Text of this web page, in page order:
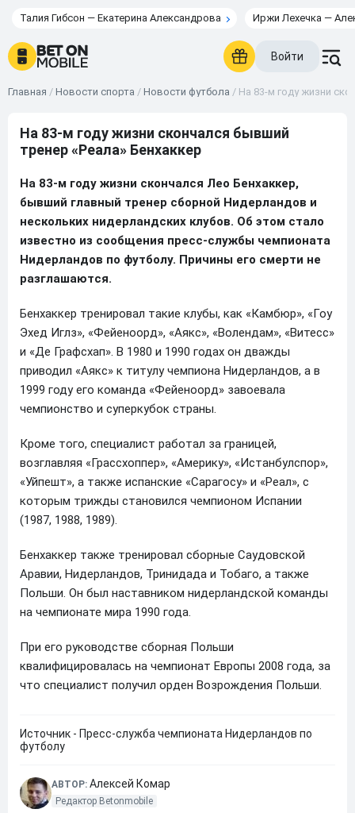
Талия Гибсон — Екатерина Александрова Иржи Лехечка —
Войти
Главная / Новости спорта / Новости футбола / На 83-м году жизни
На 83-м году жизни скончался бывший
тренер «Реала» Бенхаккер
На 83-м году жизни скончался Лео Бенхаккер,
бывший главный тренер сборной Нидерландов и
нескольких нидерландских клубов. Об этом стало
известно из сообщения пресс-службы чемпионата
Нидерландов по футболу. Причины его смерти не
разглашаются.
Бенхаккер тренировал такие клубы, как «Камбюр», «Гоу
Эхед Иглз», «Фейеноорд», «Аякс», «Волендам», «Витесс»
и «Де Графсхап». В 1980 и 1990 годах он дважды
приводил «Аякс» к титулу чемпиона Нидерландов, а в
1999 году его команда «Фейеноорд» завоевала
чемпионство и суперкубок страны.
Кроме того, специалист работал за границей,
возглавляя «Грассхоппер», «Америку», «Истанбулспор»,
«Уйпешт», а также испанские «Сарагосу» и «Реал», с
которым трижды становился чемпионом Испании
(1987, 1988, 1989).
Бенхаккер также тренировал сборные Саудовской
Аравии, Нидерландов, Тринидада и Тобаго, а также
Польши. Он был наставником нидерландской команды
на чемпионате мира 1990 года.
При его руководстве сборная Польши
квалифицировалась на чемпионат Европы 2008 года, за
что специалист получил орден Возрождения Польши.
Источник - Пресс-служба чемпионата Нидерландов по
футболу
АВТОР: Алексей Комар
Редактор Betonmobile